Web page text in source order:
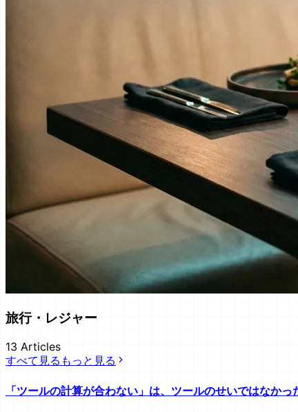
旅行・レジャー
13 Articles
すべて見る もっと見る
「ツールの計算が合わない」は、ツールのせいではなか